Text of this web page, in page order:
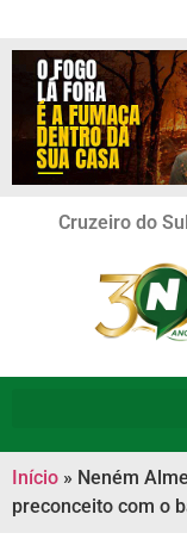
Cruzeiro do
Início » Neném
preconceito com o